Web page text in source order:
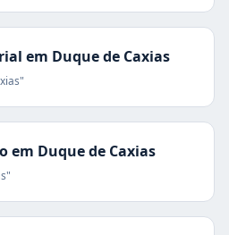
em Duque de Caxias
"
em Duque de Caxias
"